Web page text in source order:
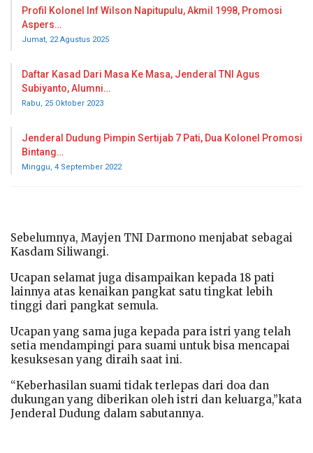
Profil Kolonel Inf Wilson Napitupulu, Akmil 1998, Promosi
Aspers…
Jumat, 22 Agustus 2025
Daftar Kasad Dari Masa Ke Masa, Jenderal TNI Agus
Subiyanto, Alumni…
Rabu, 25 Oktober 2023
Jenderal Dudung Pimpin Sertijab 7 Pati, Dua Kolonel Promosi
Bintang…
Minggu, 4 September 2022
Sebelumnya, Mayjen TNI Darmono menjabat sebagai
Kasdam Siliwangi.
Ucapan selamat juga disampaikan kepada 18 pati
lainnya atas kenaikan pangkat satu tingkat lebih
tinggi dari pangkat semula.
Ucapan yang sama juga kepada para istri yang telah
setia mendampingi para suami untuk bisa mencapai
kesuksesan yang diraih saat ini.
“Keberhasilan suami tidak terlepas dari doa dan
dukungan yang diberikan oleh istri dan keluarga,”kata
Jenderal Dudung dalam sabutannya.